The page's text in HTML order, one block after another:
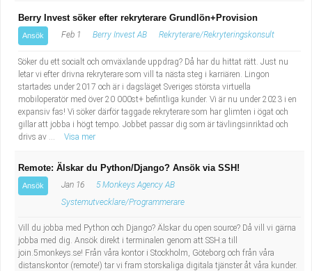
Berry Invest söker efter rekryterare Grundlön+Provision
Ansök Feb 1 Berry Invest AB Rekryterare/Rekryteringskonsult
Söker du ett socialt och omväxlande uppdrag? Då har du hittat rätt. Just nu
letar vi efter drivna rekryterare som vill ta nästa steg i karriären. Lingon
startades under 2017 och är i dagsläget Sveriges största virtuella
mobiloperatör med över 20 000st+ befintliga kunder. Vi är nu under 2023 i en
expansiv fas! Vi söker därför taggade rekryterare som har glimten i ögat och
gillar att jobba i högt tempo. Jobbet passar dig som är tävlingsinriktad och
drivs av ...
Visa mer
Remote: Älskar du Python/Django? Ansök via SSH!
Ansök Jan 16
5 Monkeys Agency AB
Systemutvecklare/Programmerare
Vill du jobba med Python och Django? Älskar du open source? Då vill vi gärna
jobba med dig. Ansök direkt i terminalen genom att SSH:a till
join.5monkeys.se! Från våra kontor i Stockholm, Göteborg och från våra
distanskontor (remote!) tar vi fram storskaliga digitala tjänster åt våra kunder.